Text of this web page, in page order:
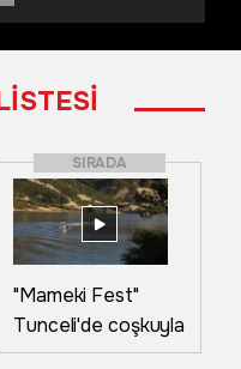
SIRADA
"Mameki Fest"
Tunceli'de coşkuyla
başladı